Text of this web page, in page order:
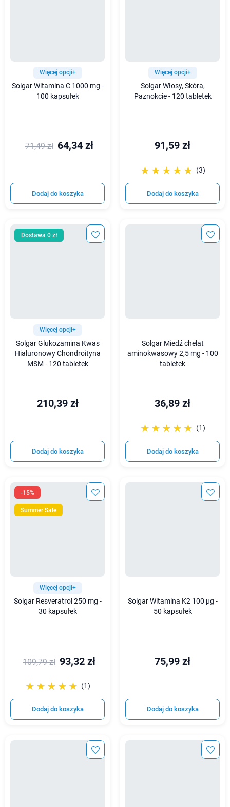
Więcej opcji+
Solgar Witamina C 1000 mg -
100 kapsułek
71,49 zł 64,34 zł
Dodaj do koszyka
Więcej opcji+
Solgar Włosy, Skóra,
Paznokcie - 120 tabletek
91,59 zł
☆☆☆☆☆
★★★★★ (3)
Dodaj do koszyka
Dostawa 0 zł
Więcej opcji+
Solgar Glukozamina Kwas
Hialuronowy Chondroityna
MSM - 120 tabletek
210,39 zł
Dodaj do koszyka
Solgar Miedź chelat
aminokwasowy 2,5 mg - 100
tabletek
36,89 zł
☆☆☆☆☆
★★★★★ (1)
Dodaj do koszyka
-15%
Summer Sale
Więcej opcji+
Solgar Resveratrol 250 mg -
30 kapsułek
109,79 zł 93,32 zł
☆☆☆☆☆
★★★★★ (1)
Dodaj do koszyka
Solgar Witamina K2 100 µg -
50 kapsułek
75,99 zł
Dodaj do koszyka